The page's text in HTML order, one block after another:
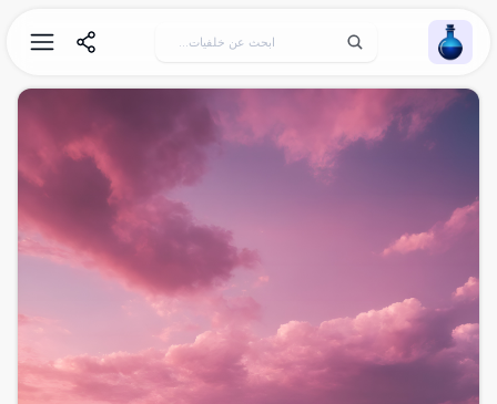
Wallpaper Alchemy